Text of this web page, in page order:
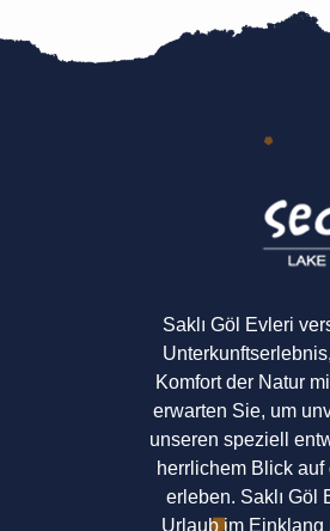
Saklı Göl Evleri
Komfort der Natur
erwarten Sie, um
unseren speziell
herrlichem Blick
erleben. Saklı Göl
Urlaub im Einklang